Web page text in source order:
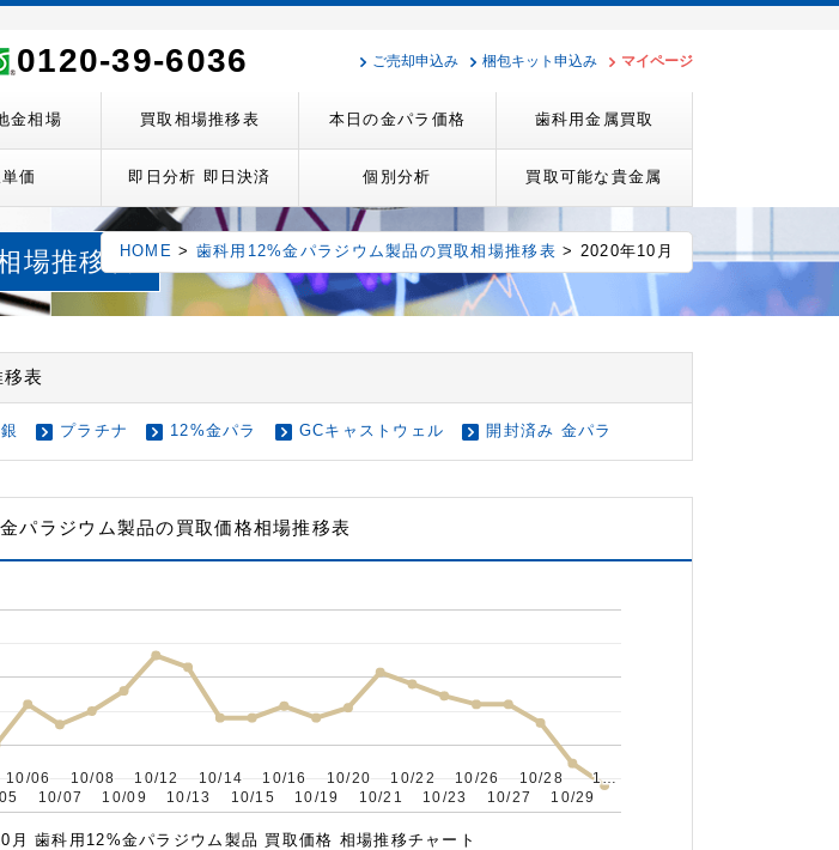
0120-39-6036 ご売却申込み 梱包キット申込み マイページ
金相場 買取相場推移表 本日の金パラ価格 歯科用金属買取
価 即日分析 即日決済 個別分析 買取可能な貴金属
場推移表HOME > 歯科用12%金パラジウム製品の買取相場推移表 > 2020年10月
表
銀 プラチナ 12%金パラ GCキャストウェル 開封済み 金パラ
パラジウム製品の買取価格相場推移表
10/06
10/06
10/07
10/07
10/08
10/08
10/09
10/09
10/12
10/12
10/13
10/13
10/14
10/14
10/15
10/15
10/16
10/16
10/19
10/19
10/20
10/20
10/21
10/21
10/22
10/22
10/23
10/23
10/26
10/26
10/27
10/27
10/28
10/28
10/29
10/29
1…
1…
月 歯科用12%金パラジウム製品 買取価格 相場推移チャート